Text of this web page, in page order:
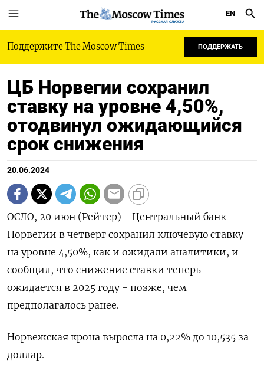
РУССКАЯ СЛУЖБА
EN
Поддержите The Moscow Times ПОДДЕРЖАТЬ
ЦБ Норвегии сохранил
ставку на уровне 4,50%,
отодвинул ожидающийся
срок снижения
20.06.2024
ОСЛО, 20 июн (Рейтер) - Центральный банк
Норвегии в четверг сохранил ключевую ставку
на уровне 4,50%, как и ожидали аналитики, и
сообщил, что снижение ставки теперь
ожидается в 2025 году - позже, чем
предполагалось ранее.
Норвежская крона выросла на 0,22% до 10,535 за
доллар.